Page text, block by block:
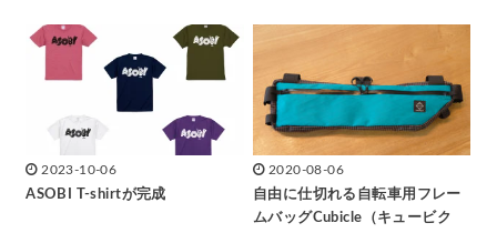
2023-10-06
ASOBI T-shirtが完成
2020-08-06
自由に仕切れる自転車用フレー
ムバッグCubicle（キュービク